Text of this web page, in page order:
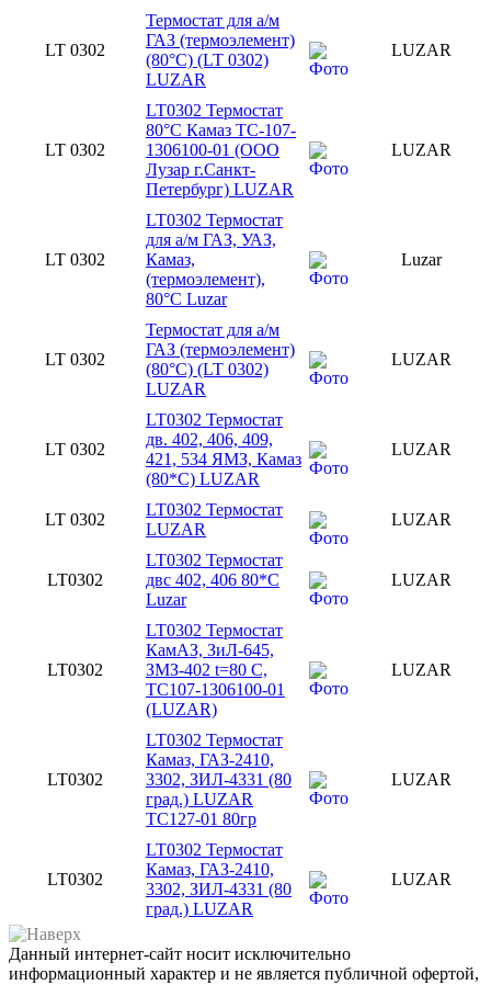
LT 0302
Термостат для а/м
ГАЗ (термоэлемент)
(80°С) (LT 0302)
LUZAR
LUZAR
LT 0302
LT0302 Термостат
80°С Камаз ТС-107-
1306100-01 (ООО
Лузар г.Санкт-
Петербург) LUZAR
LUZAR
LT 0302
LT0302 Термостат
для а/м ГАЗ, УАЗ,
Камаз,
(термоэлемент),
80°C Luzar
Luzar
LT 0302
Термостат для а/м
ГАЗ (термоэлемент)
(80°С) (LT 0302)
LUZAR
LUZAR
LT 0302
LT0302 Термостат
дв. 402, 406, 409,
421, 534 ЯМЗ, Камаз
(80*С) LUZAR
LUZAR
LT 0302
LT0302 Термостат
LUZAR
LUZAR
LT0302
LT0302 Термостат
двс 402, 406 80*С
Luzar
LUZAR
LT0302
LT0302 Термостат
КамАЗ, ЗиЛ-645,
ЗМЗ-402 t=80 С,
ТС107-1306100-01
(LUZAR)
LUZAR
LT0302
LT0302 Термостат
Камаз, ГАЗ-2410,
3302, ЗИЛ-4331 (80
град.) LUZAR
ТС127-01 80гр
LUZAR
LT0302
LT0302 Термостат
Камаз, ГАЗ-2410,
3302, ЗИЛ-4331 (80
град.) LUZAR
LUZAR
Данный интернет-сайт носит исключительно
информационный характер и не является публичной офертой,